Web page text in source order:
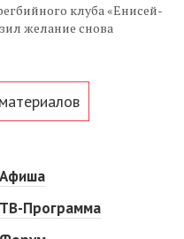
клуба «Енисей-
желание снова
Афиша
ТВ-Программа